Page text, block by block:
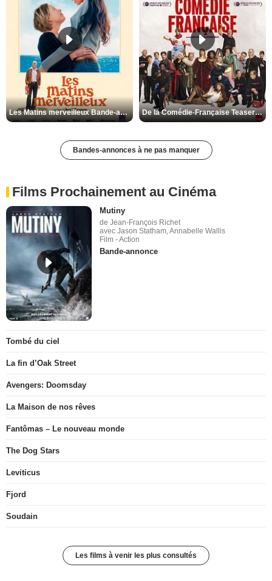
Les Matins merveilleux Bande-annonce VF De la Comédie-Française Teaser VF
Bandes-annonces à ne pas manquer
Films Prochainement au Cinéma
Mutiny
de Jean-François Richet
avec Jason Statham, Annabelle Wallis
Film - Action
Bande-annonce
Tombé du ciel
La fin d’Oak Street
Avengers: Doomsday
La Maison de nos rêves
Fantômas – Le nouveau monde
The Dog Stars
Leviticus
Fjord
Soudain
Les films à venir les plus consultés